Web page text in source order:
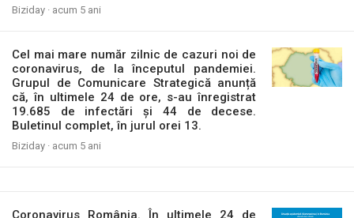
Biziday · acum 5 ani
Cel mai mare număr zilnic de cazuri noi de
coronavirus, de la începutul pandemiei.
Grupul de Comunicare Strategică anunță
că, în ultimele 24 de ore, s-au înregistrat
19.685 de infectări și 44 de decese.
Buletinul complet, în jurul orei 13.
Biziday · acum 5 ani
Coronavirus România. În ultimele 24 de